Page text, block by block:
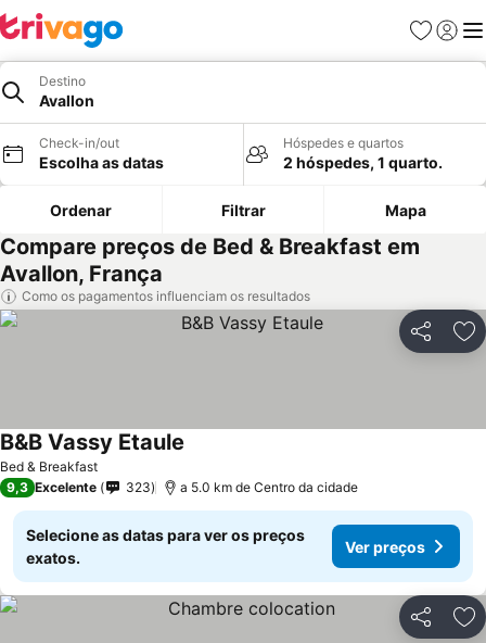
Favoritos
Iniciar
Destino
Avallon
Check-in/out
Escolha as datas
Hóspedes e quartos
2 hóspedes, 1 quarto.
Ordenar Filtrar Mapa
Compare preços de Bed & Breakfast em
Avallon, França
Como os pagamentos influenciam os resultados
Partilhar
Bed & Breakfast
B&B Vassy Etaule
9,3 Excelente 323 a 5.0 km de Centro da cidade
Selecione as datas para ver os preços
exatos.
Ver preços
Partilhar